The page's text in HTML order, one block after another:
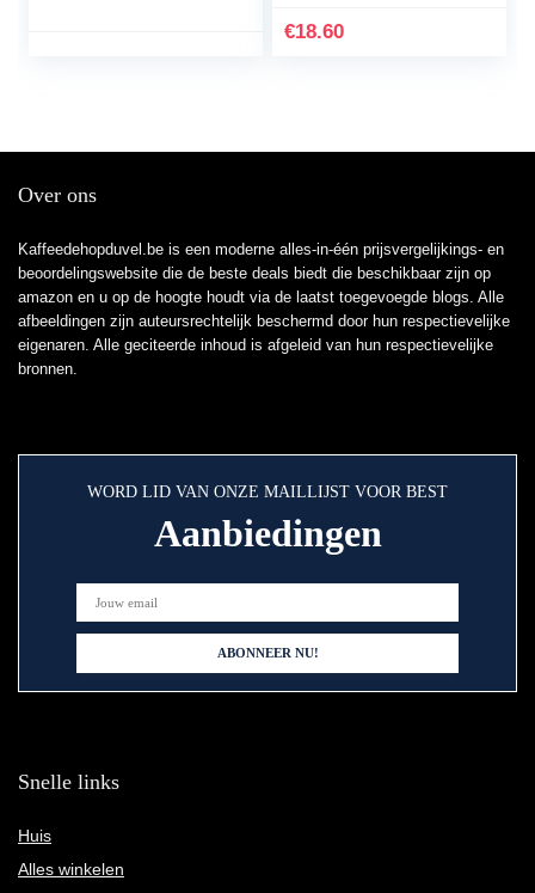
€18.60
Over ons
Kaffeedehopduvel.be is een moderne alles-in-één prijsvergelijkings- en
beoordelingswebsite die de beste deals biedt die beschikbaar zijn op
amazon en u op de hoogte houdt via de laatst toegevoegde blogs. Alle
afbeeldingen zijn auteursrechtelijk beschermd door hun respectievelijke
eigenaren. Alle geciteerde inhoud is afgeleid van hun respectievelijke
bronnen.
WORD LID VAN ONZE MAILLIJST VOOR BEST
Aanbiedingen
Snelle links
Huis
Alles winkelen